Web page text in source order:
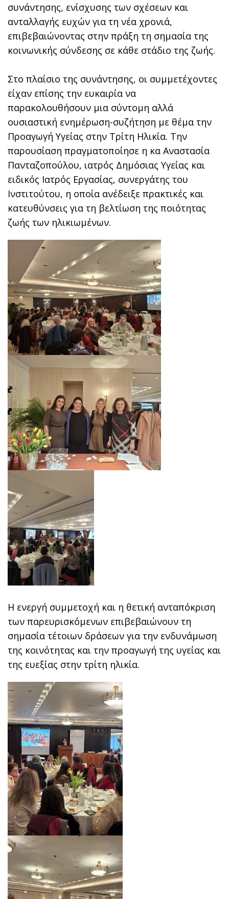
συνάντησης, ενίσχυσης των σχέσεων και
ανταλλαγής ευχών για τη νέα χρονιά,
επιβεβαιώνοντας στην πράξη τη σημασία της
κοινωνικής σύνδεσης σε κάθε στάδιο της ζωής.
Στο πλαίσιο της συνάντησης, οι συμμετέχοντες
είχαν επίσης την ευκαιρία να
παρακολουθήσουν μια σύντομη αλλά
ουσιαστική ενημέρωση-συζήτηση με θέμα την
Προαγωγή Υγείας στην Τρίτη Ηλικία. Την
παρουσίαση πραγματοποίησε η κα Αναστασία
Πανταζοπούλου, ιατρός Δημόσιας Υγείας και
ειδικός Ιατρός Εργασίας, συνεργάτης του
Ινστιτούτου, η οποία ανέδειξε πρακτικές και
κατευθύνσεις για τη βελτίωση της ποιότητας
ζωής των ηλικιωμένων.
Η ενεργή συμμετοχή και η θετική ανταπόκριση
των παρευρισκόμενων επιβεβαιώνουν τη
σημασία τέτοιων δράσεων για την ενδυνάμωση
της κοινότητας και την προαγωγή της υγείας και
της ευεξίας στην τρίτη ηλικία.